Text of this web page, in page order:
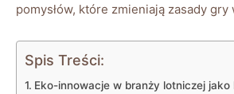
pomysłów, które zmieniają zasady
Spis Treści:
Eko-innowacje w branży lotniczej jako